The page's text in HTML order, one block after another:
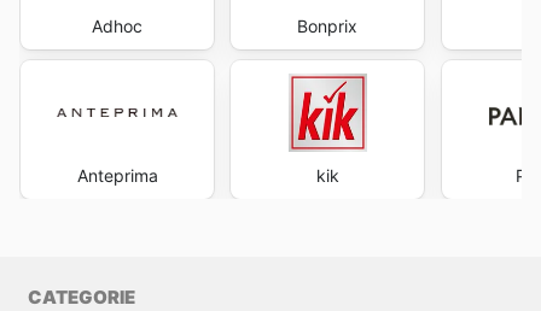
Adhoc
Anteprima
Bonprix
kik
CATEGORIE